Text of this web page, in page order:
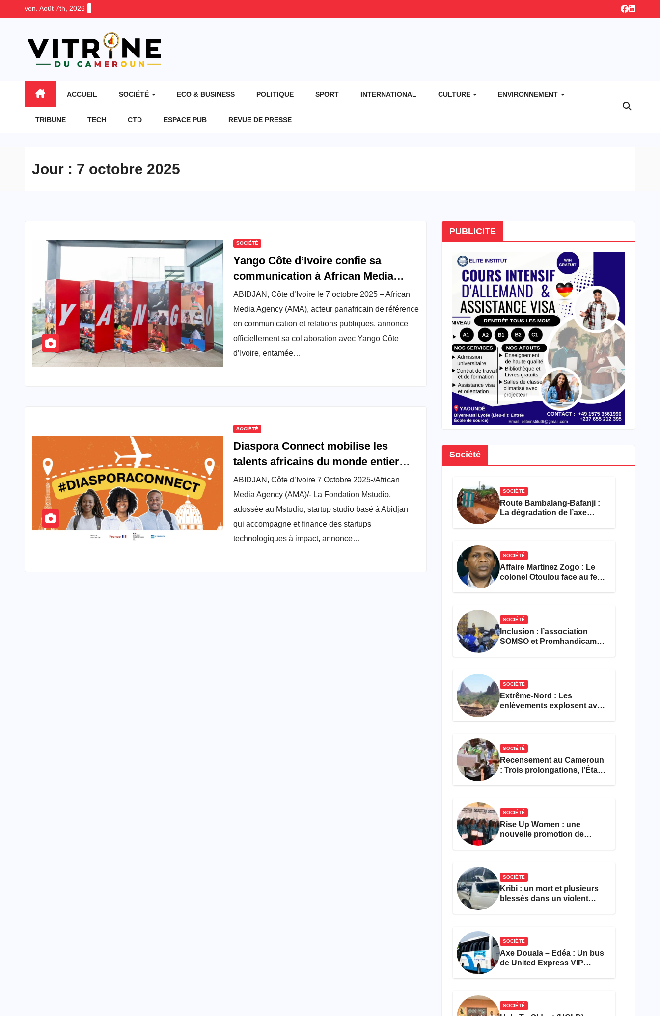
ven. Août 7th, 2026
ACCUEIL SOCIÉTÉ ECO & BUSINESS POLITIQUE SPORT INTERNATIONAL CULTURE ENVIRONNEMENT
TRIBUNE TECH CTD ESPACE PUB REVUE DE PRESSE
Jour : 7 octobre 2025
SOCIÉTÉ
Yango Côte d’Ivoire confie sa
communication à African Media
Agency
ABIDJAN, Côte d’Ivoire le 7 octobre 2025 – African
Media Agency (AMA), acteur panafricain de référence
en communication et relations publiques, annonce
officiellement sa collaboration avec Yango Côte
d’Ivoire, entamée…
SOCIÉTÉ
Diaspora Connect mobilise les
talents africains du monde entier
pour accélérer l’innovation
ivoirienne
ABIDJAN, Côte d’Ivoire 7 Octobre 2025-/African
Media Agency (AMA)/- La Fondation Mstudio,
adossée au Mstudio, startup studio basé à Abidjan
qui accompagne et finance des startups
technologiques à impact, annonce…
PUBLICITE
Société
SOCIÉTÉ
Route Bambalang-Bafanji :
La dégradation de l’axe
SOCIÉTÉ
Affaire Martinez Zogo : Le
colonel Otoulou face au feu
SOCIÉTÉ
Inclusion : l’association
SOMSO et Promhandicam
SOCIÉTÉ
Extrême-Nord : Les
enlèvements explosent avec
SOCIÉTÉ
Recensement au Cameroun
: Trois prolongations, l’État
SOCIÉTÉ
Rise Up Women : une
nouvelle promotion de
SOCIÉTÉ
Kribi : un mort et plusieurs
blessés dans un violent
SOCIÉTÉ
Axe Douala – Edéa : Un bus
de United Express VIP
SOCIÉTÉ